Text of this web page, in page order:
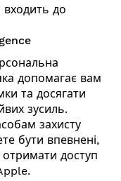
до
допомагає вам
та досягати
зусиль.
захисту
бути впевнені,
доступ